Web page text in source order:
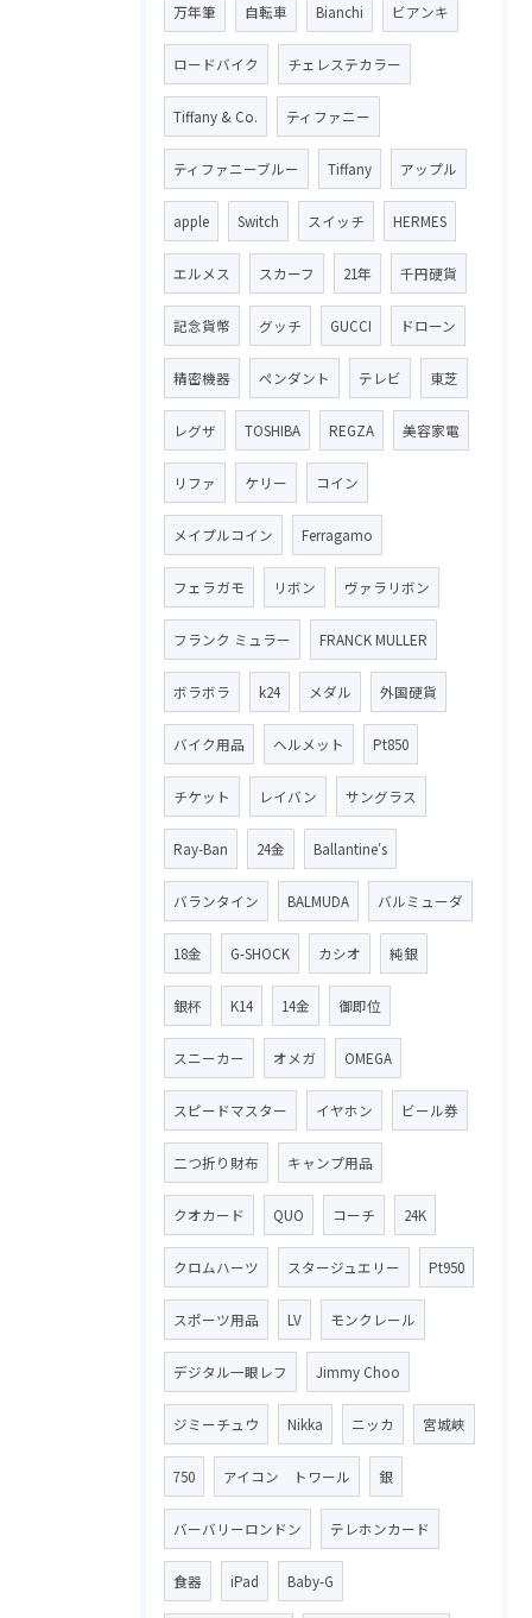
万年筆 自転車 Bianchi ビアンキ
ロードバイク チェレステカラー
Tiffany & Co. ティファニー
ティファニーブルー Tiffany アップル
apple Switch スイッチ HERMES
エルメス スカーフ 21年 千円硬貨
記念貨幣 グッチ GUCCI ドローン
精密機器 ペンダント テレビ 東芝
レグザ TOSHIBA REGZA 美容家電
リファ ケリー コイン
メイプルコイン Ferragamo
フェラガモ リボン ヴァラリボン
フランク ミュラー FRANCK MULLER
ボラボラ k24 メダル 外国硬貨
バイク用品 ヘルメット Pt850
チケット レイバン サングラス
Ray-Ban 24金 Ballantine′s
バランタイン BALMUDA バルミューダ
18金 G-SHOCK カシオ 純銀
銀杯 K14 14金 御即位
スニーカー オメガ OMEGA
スピードマスター イヤホン ビール券
二つ折り財布 キャンプ用品
クオカード QUO コーチ 24K
クロムハーツ スタージュエリー Pt950
スポーツ用品 LV モンクレール
デジタル一眼レフ Jimmy Choo
ジミーチュウ Nikka ニッカ 宮城峡
750 アイコン トワール 銀
バーバリーロンドン テレホンカード
食器 iPad Baby-G